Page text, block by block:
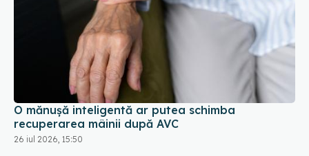
O mănușă inteligentă ar putea schimba
recuperarea mâinii după AVC
26 iul 2026, 15:50